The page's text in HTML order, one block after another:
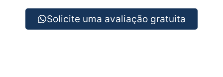
Solicite uma avaliação gratuita